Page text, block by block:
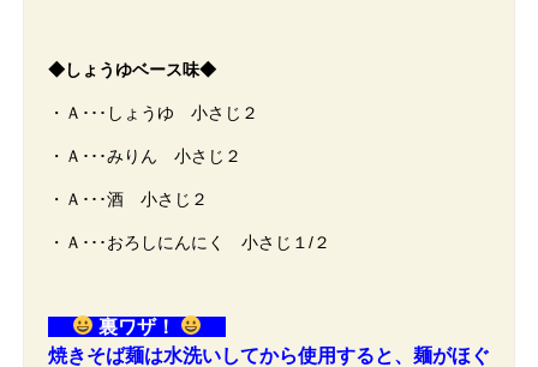
◆しょうゆベース味◆
・Ａ･･･しょうゆ 小さじ２
・Ａ･･･みりん 小さじ２
・Ａ･･･酒 小さじ２
・Ａ･･･おろしにんにく 小さじ１/２
裏ワザ！
焼きそば麺は水洗いしてから使用すると、麺がほぐ